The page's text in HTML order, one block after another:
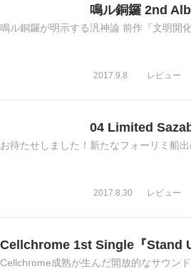
鳴ル銅鑼 2nd
鳴ル銅鑼が明示する汎神論 前作『文明開
2017.9.8 レビュ
04 Limited
お待たせしました！新たなフォーリミ船
2017.8.30 レビュ
Cellchrome 1st Single『Stand
Cellchrome成熟が生んだ開放的なサウン